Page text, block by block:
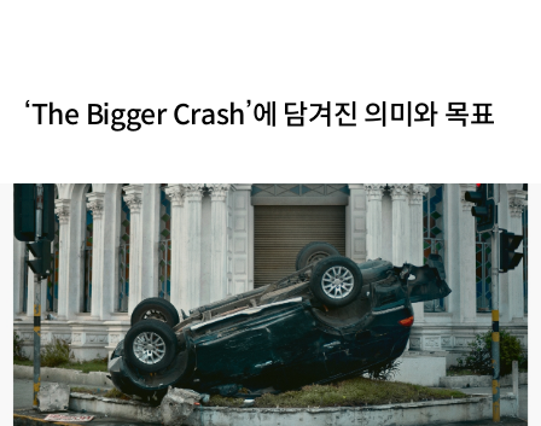
‘The Bigger Crash’에 담겨진 의미와 목표